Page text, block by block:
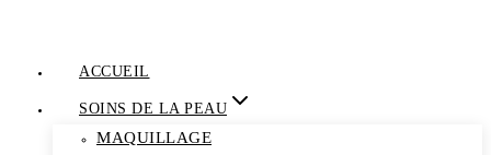
ACCUEIL
SOINS DE LA PEAU
MAQUILLAGE